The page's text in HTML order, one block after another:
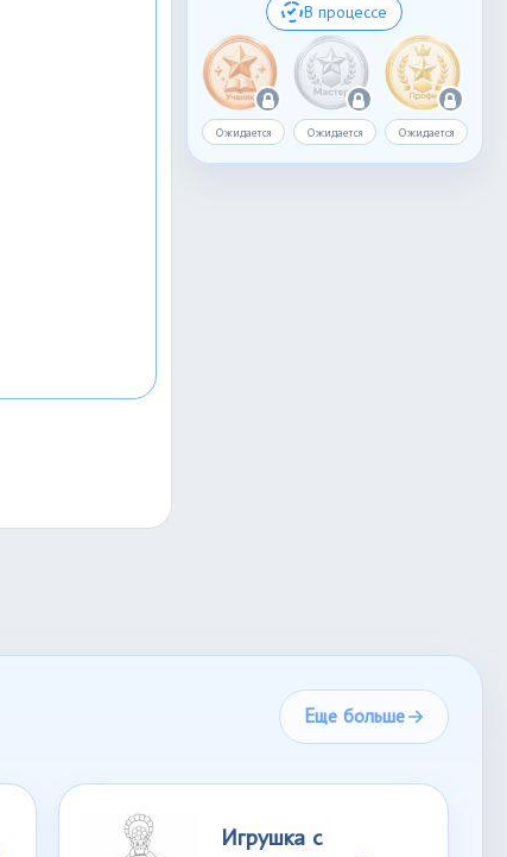
В процессе
Ожидается Ожидается Ожидается
Еще больше
Игрушка с